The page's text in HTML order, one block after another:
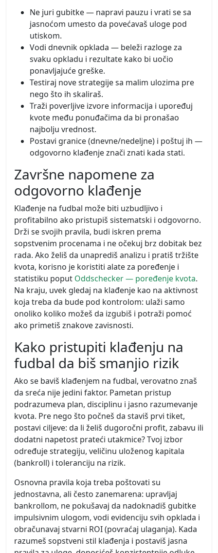
Ne juri gubitke — napravi pauzu i vrati se sa
jasnoćom umesto da povećavaš uloge pod
utiskom.
Vodi dnevnik opklada — beleži razloge za
svaku opkladu i rezultate kako bi uočio
ponavljajuće greške.
Testiraj nove strategije sa malim ulozima pre
nego što ih skaliraš.
Traži poverljive izvore informacija i upoređuj
kvote među ponuđačima da bi pronašao
najbolju vrednost.
Postavi granice (dnevne/nedeljne) i poštuj ih —
odgovorno klađenje znači znati kada stati.
Završne napomene za
odgovorno klađenje
Klađenje na fudbal može biti uzbudljivo i
profitabilno ako pristupiš sistematski i odgovorno.
Drži se svojih pravila, budi iskren prema
sopstvenim procenama i ne očekuj brz dobitak bez
rada. Ako želiš da unaprediš analizu i pratiš tržište
kvota, korisno je koristiti alate za poređenje i
statistiku poput Oddschecker — poređenje kvota.
Na kraju, uvek gledaj na klađenje kao na aktivnost
koja treba da bude pod kontrolom: ulaži samo
onoliko koliko možeš da izgubiš i potraži pomoć
ako primetiš znakove zavisnosti.
Kako pristupiti klađenju na
fudbal da biš smanjio rizik
Ako se baviš klađenjem na fudbal, verovatno znaš
da sreća nije jedini faktor. Pametan pristup
podrazumeva plan, disciplinu i jasno razumevanje
kvota. Pre nego što počneš da staviš prvi tiket,
postavi ciljeve: da li želiš dugoročni profit, zabavu ili
dodatni napetost prateći utakmice? Tvoj izbor
određuje strategiju, veličinu uloženog kapitala
(bankroll) i toleranciju na rizik.
Osnovna pravila koja treba poštovati su
jednostavna, ali često zanemarena: upravljaj
bankrollom, ne pokušavaj da nadoknadiš gubitke
impulsivnim ulogom, vodi evidenciju svih opklada i
obračunavaj stvarni ROI (povraćaj ulaganja). Kada
razumeš sopstveni stil klađenja i postaviš jasna